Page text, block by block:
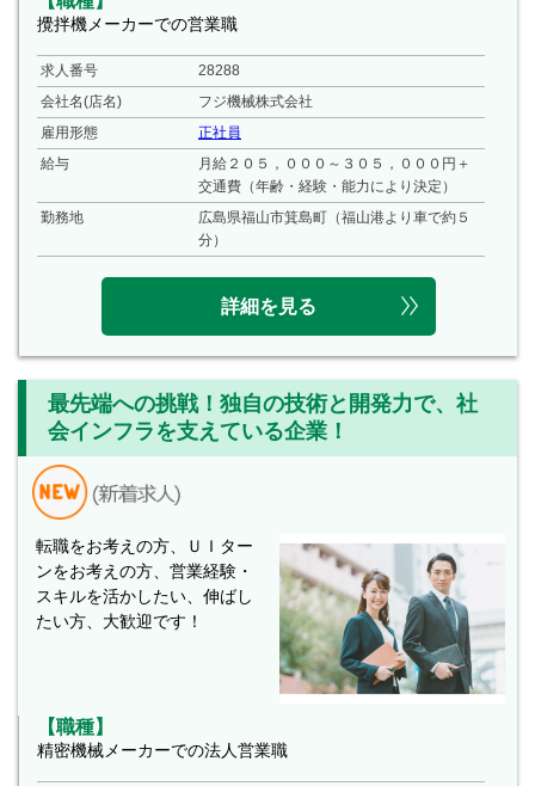
攪拌機メーカーでの営業職
求人番号
28288
会社名(店名)
フジ機械株式会社
雇用形態
正社員
給与
月給２０５，０００～３０５，０００円＋
交通費（年齢・経験・能力により決定）
勤務地
広島県福山市箕島町（福山港より車で約５
分）
詳細を見る
最先端への挑戦！独自の技術と開発力で、社
会インフラを支えている企業！
転職をお考えの方、ＵＩター
ンをお考えの方、営業経験・
スキルを活かしたい、伸ばし
たい方、大歓迎です！
【職種】
精密機械メーカーでの法人営業職